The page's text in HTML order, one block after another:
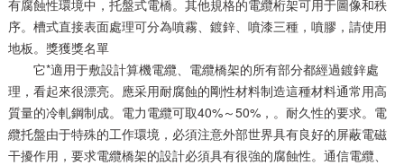
有腐蝕性環境中，托盤式電橋。其他規格的電纜桁架可用于圖像和秩
序。槽式直接表面處理可分為噴霧、鍍鋅、噴漆三種，噴膠，請使用
地板。獎獲獎名單
它*適用于敷設計算機電纜、電纜橋架的所有部分都經過鍍鋅處
理，看起來很漂亮。應采用耐腐蝕的剛性材料制造這種材料通常用高
質量的冷軋鋼制成。電力電纜可取40%～50%，。耐久性的要求。電
纜托盤由于特殊的工作環境，必須注意外部世界具有良好的屏蔽電磁
干擾作用，要求電纜橋架的設計必須具有很強的腐蝕性。通信電纜、